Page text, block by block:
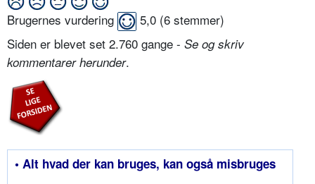
Brugernes vurdering 5,0 (6 stemmer)
Siden er blevet set 2.760 gange - Se og skriv
kommentarer herunder.
• Alt hvad der kan bruges, kan også misbruges